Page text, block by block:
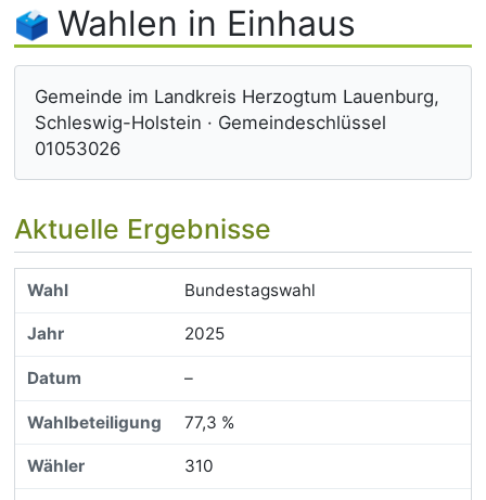
Wahlen in Einhaus
Gemeinde im Landkreis Herzogtum Lauenburg,
Schleswig-Holstein · Gemeindeschlüssel
01053026
Aktuelle Ergebnisse
Bundestagswahl
2025
–
77,3 %
310